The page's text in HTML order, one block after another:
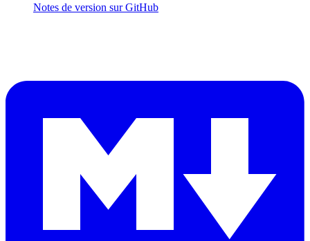
Notes de version sur GitHub